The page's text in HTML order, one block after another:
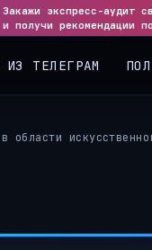
◀
Закажи экспресс-аудит
и получи рекомендации
области